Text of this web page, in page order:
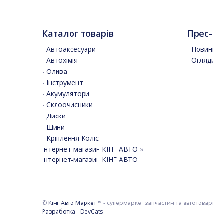
Каталог товарів
- Автоаксесуари
- Автохімія
- Олива
- Інструмент
- Акумулятори
- Склоочисники
- Диски
- Шини
- Кріплення Коліс
Інтернет-магазин КІНГ АВТО ››
Інтернет-магазин КІНГ АВТО
-
-
© Кінг Авто Маркет™ - супермаркет запчастин та
Разработка - DevCats